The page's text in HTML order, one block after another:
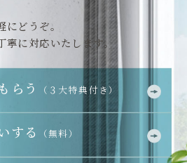
どうぞ。
寧に対応いたします。
らう （３大特典付き）
する （無料）